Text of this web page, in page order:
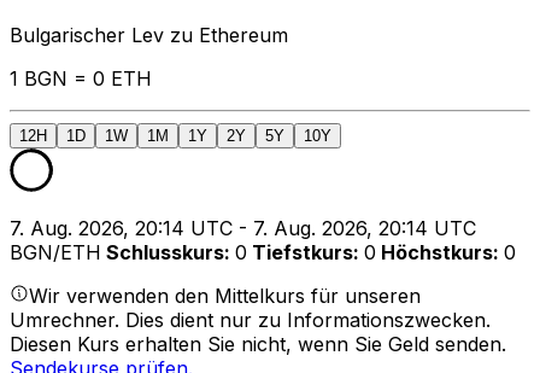
Bulgarischer Lev zu Ethereum
1 BGN = 0 ETH
12H 1D 1W 1M 1Y 2Y 5Y 10Y
7. Aug. 2026, 20:14 UTC - 7. Aug. 2026, 20:14 UTC
BGN/ETH Schlusskurs: 0 Tiefstkurs: 0 Höchstkurs: 0
Wir verwenden den Mittelkurs für unseren
Umrechner. Dies dient nur zu Informationszwecken.
Diesen Kurs erhalten Sie nicht, wenn Sie Geld senden.
Sendekurse prüfen.